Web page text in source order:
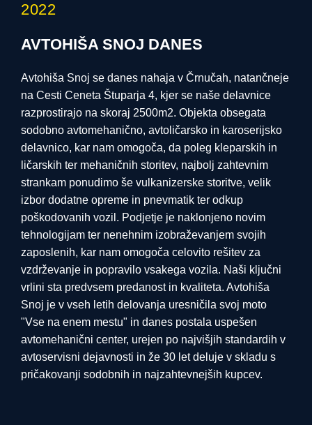
2022
AVTOHIŠA SNOJ DANES
Avtohiša Snoj se danes nahaja v Črnučah, natančneje
na Cesti Ceneta Štuparja 4, kjer se naše delavnice
razprostirajo na skoraj 2500m2. Objekta obsegata
sodobno avtomehanično, avtoličarsko in karoserijsko
delavnico, kar nam omogoča, da poleg kleparskih in
ličarskih ter mehaničnih storitev, najbolj zahtevnim
strankam ponudimo še vulkanizerske storitve, velik
izbor dodatne opreme in pnevmatik ter odkup
poškodovanih vozil. Podjetje je naklonjeno novim
tehnologijam ter nenehnim izobraževanjem svojih
zaposlenih, kar nam omogoča celovito rešitev za
vzdrževanje in popravilo vsakega vozila. Naši ključni
vrlini sta predvsem predanost in kvaliteta. Avtohiša
Snoj je v vseh letih delovanja uresničila svoj moto
"Vse na enem mestu" in danes postala uspešen
avtomehanični center, urejen po najvišjih standardih v
avtoservisni dejavnosti in že 30 let deluje v skladu s
pričakovanji sodobnih in najzahtevnejših kupcev.